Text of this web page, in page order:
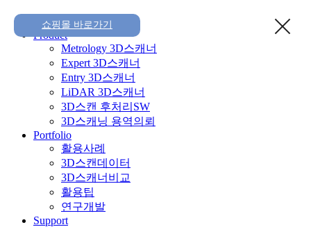
쇼핑몰 바로가기
Home
Product
Metrology 3D스캐너
Expert 3D스캐너
Entry 3D스캐너
LiDAR 3D스캐너
3D스캔 후처리SW
3D스캐닝 용역의뢰
Portfolio
활용사례
3D스캔데이터
3D스캐너비교
활용팁
연구개발
Support